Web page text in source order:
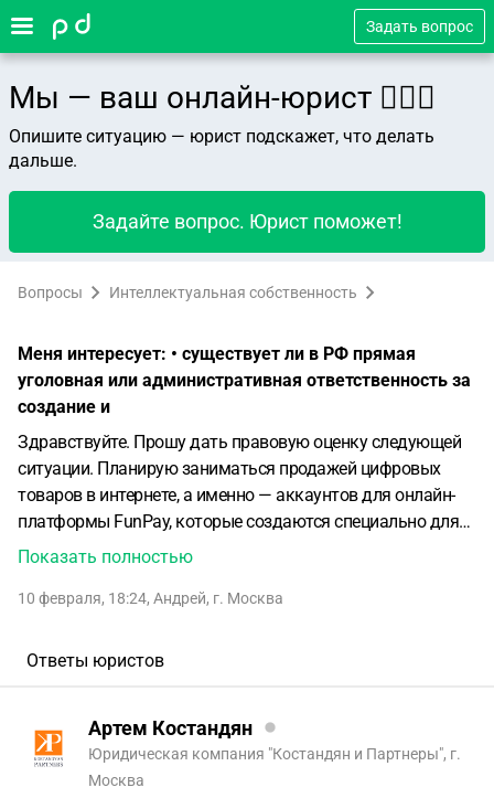
Задать вопрос
Мы — ваш онлайн-юрист 👨🏻‍⚖️
Опишите ситуацию — юрист подскажет, что делать
дальше.
Задайте вопрос. Юрист поможет!
Вопросы Интеллектуальная собственность
Меня интересует: • существует ли в РФ прямая
уголовная или административная ответственность за
создание и
Здравствуйте. Прошу дать правовую оценку следующей
ситуации. Планирую заниматься продажей цифровых
товаров в интернете, а именно — аккаунтов для онлайн-
платформы FunPay, которые создаются специально для
коммерческого использования (новые, без истории, без
предполагается через сторонние торговые площадки.
или административная ответственность за создание и
покупателя, если аккаунт в дальнейшем будет
использован для мошенничества без ведома продавца;•
какие нормы закона и статьи потенциально применимы в
Показать полностью
10 февраля, 18:24, Андрей, г. Москва
Ответы юристов
Артем Костандян
Юридическая компания "Костандян и Партнеры", г.
Москва